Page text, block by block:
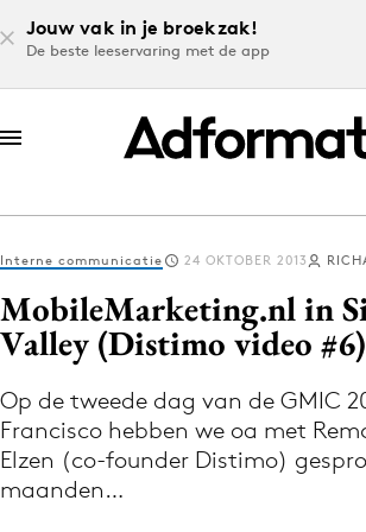
Jouw vak in je broekzak!
De beste leeservaring met de app
Log in
Download de app
Volg het laatste nieuws via
Nieuws app
Interne communicatie 24 OKTOBER 2013
MobileMarketing.nl in
Valley (Distimo video #6)
Op de tweede dag van de GMIC
Francisco hebben we oa met
Elzen (co-founder Distimo)
maanden…